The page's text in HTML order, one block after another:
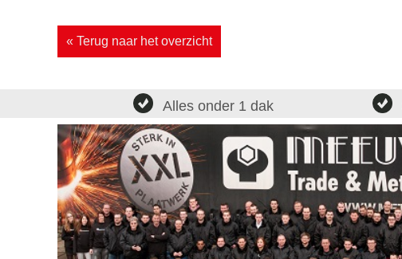
« Terug naar het overzicht
Alles onder 1 dak